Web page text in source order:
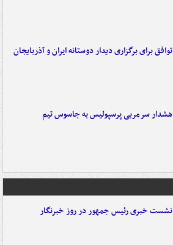
توافق برای برگزاری دیدار دوستانه ایران و آذربایجان
هشدار سرمربی پرسپولیس به جاسوس تیم
نشست خبری رئیس جمهور در روز خبرنگار